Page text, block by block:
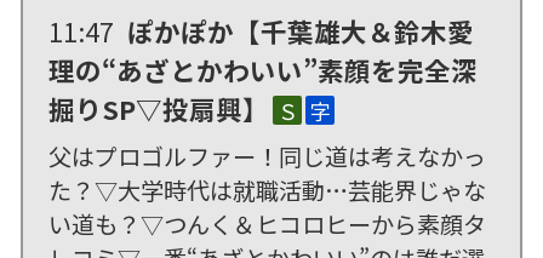
11:47 ぽかぽか【千葉雄大＆鈴木愛
理の“あざとかわいい”素顔を完全深
掘りSP▽投扇興】
Ｓ 字
父はプロゴルファー！同じ道は考えなかっ
た？▽大学時代は就職活動…芸能界じゃな
い道も？▽つんく＆ヒコロヒーから素顔タ